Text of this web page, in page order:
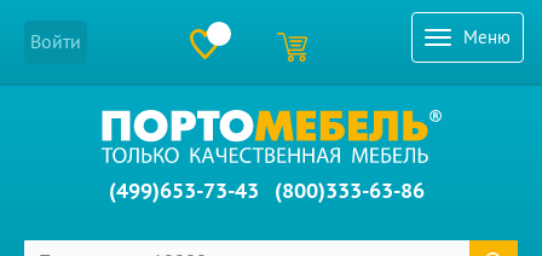
Меню
Войти
(499)653-73-43 (800)333-63-86